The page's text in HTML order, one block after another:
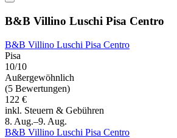
B&B Villino Luschi Pisa Centro
B&B Villino Luschi Pisa Centro
Pisa
10/10
Außergewöhnlich
(5 Bewertungen)
122 €
inkl. Steuern & Gebühren
8. Aug.–9. Aug.
B&B Villino Luschi Pisa Centro